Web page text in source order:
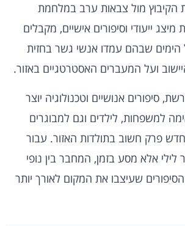
הקיבוץ מול צבאות ערב במלחמת
ייעודי וסיפורים אישיים, מקבלים
שבהם עמדו אנשי גשר בחזית
ועל המעברים האסטרטגיים באזור.
סיפורים אנושיים וטכנולוגיה יוצר
למשפחות, לילדים וגם למבוגרים
פרק חשוב בתולדות האזור. עבור
לילי אלא מסע בזמן, המחבר בין נופי
הסיפורים שעיצבו את המקום לאורך יותר